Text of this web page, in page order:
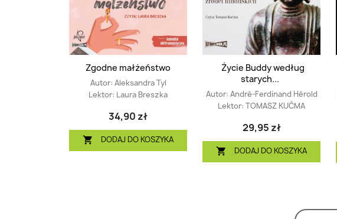
Zgodne małżeństwo
Autor: Aleksandra Tyl
Lektor: Laura Breszka
34,90 zł
 DODAJ DO KOSZYKA
Życie Buddy według
starych...
Autor: André-Ferdinand Hérold
Lektor: TOMASZ KUĆMA
29,95 zł
 DODAJ DO KOSZYKA